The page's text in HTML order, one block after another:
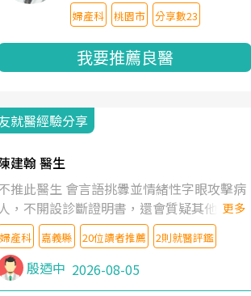
婦產科 桃園市 分享數23
我要推薦良醫
就醫經驗分享
建翰 醫生
推此醫生 會言語挑釁並情緒性字眼攻擊病
，不開設診斷證明書，還會質疑其他醫生
判斷！
更多
婦產科 嘉義縣 20位讀者推薦 2則就醫評鑑
殷迺中 2026-08-05